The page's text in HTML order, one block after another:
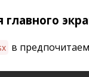
в